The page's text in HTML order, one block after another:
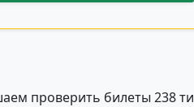
проверить билеты 238